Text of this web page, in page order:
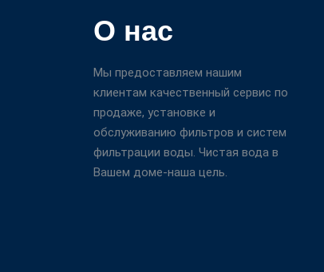
О нас
Мы предоставляем нашим
клиентам качественный сервис по
продаже, установке и
обслуживанию фильтров и систем
фильтрации воды. Чистая вода в
Вашем доме-наша цель.